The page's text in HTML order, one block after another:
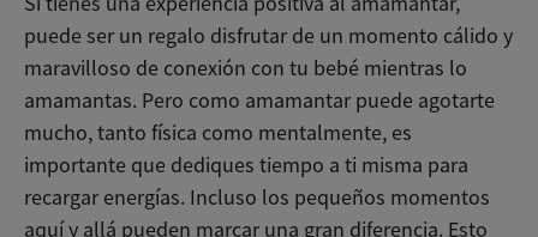
puede ser un regalo disfrutar de un momento cálido y
maravilloso de conexión con tu bebé mientras lo
amamantas. Pero como amamantar puede agotarte
mucho, tanto física como mentalmente, es
importante que dediques tiempo a ti misma para
recargar energías. Incluso los pequeños momentos
aquí y allá pueden marcar una gran diferencia. Esto